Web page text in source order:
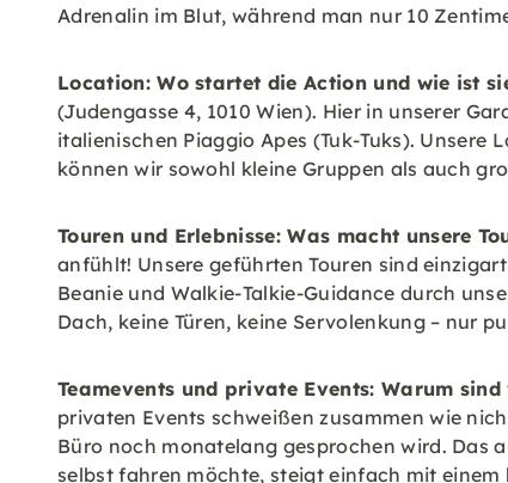
Adrenalin im Blut, während man nur 10
Location: Wo startet die Action und wie ist
(Judengasse 4, 1010 Wien). Hier in unserer
italienischen Piaggio Apes (Tuk-Tuks).
können wir sowohl kleine Gruppen als auch
Touren und Erlebnisse: Was macht unsere
anfühlt! Unsere geführten Touren sind
Beanie und Walkie-Talkie-Guidance durch
Dach, keine Türen, keine Servolenkung – nur
Teamevents und private Events: Warum
privaten Events schweißen zusammen wie
Büro noch monatelang gesprochen wird. Das
selbst fahren möchte, steigt einfach mit einem